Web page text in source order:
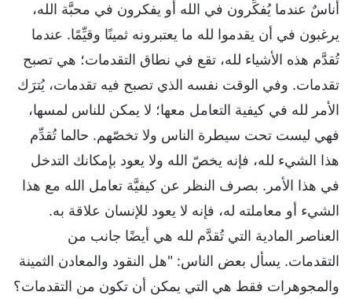
أناسٌ عندما يُفكِّرون في الله أو يفكرون في محبَّة الله،
يرغبون في أن يقدموا لله ما يعتبرونه ثمينًا وقيِّمًا. عندما
تُقدَّم هذه الأشياء لله، تقع في نطاق التقدمات؛ هي تصبح
تقدمات. وفي الوقت نفسه الذي تصبح فيه تقدمات، يُترَك
الأمر لله في كيفية التعامل معها؛ لا يمكن للناس لمسها،
فهي ليست تحت سيطرة الناس ولا تخصّهم. حالما تُقدِّم
هذا الشيء لله، فإنه يخصّ الله ولا يعود بإمكانك التدخل
في هذا الأمر. بصرف النظر عن كيفيَّة تعامل الله مع هذا
الشيء أو معاملته له، فإنه لا يعود للإنسان علاقة به.
العناصر المادية التي تُقدَّم لله هي أيضًا جانب من
التقدمات. يسأل بعض الناس: "هل النقود والمعادن الثمينة
والمجوهرات فقط هي التي يمكن أن تكون من التقدمات؟